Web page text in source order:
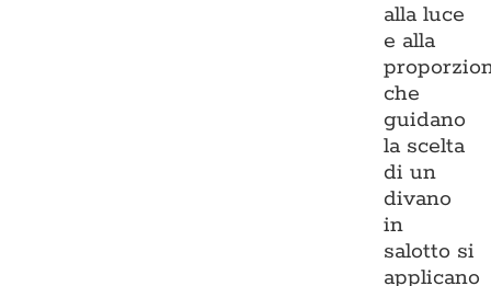
alla luce
e alla
che
guidano
la scelta
di un
divano
in
salotto si
applicano